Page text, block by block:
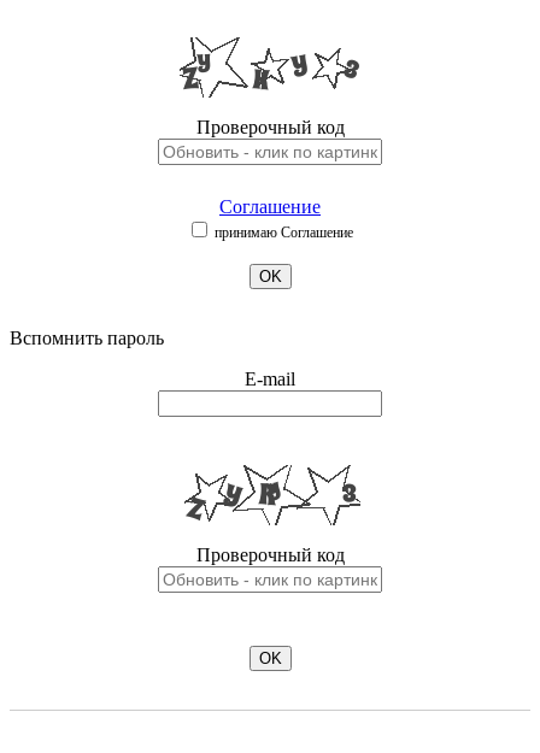
Проверочный код
Соглашение
принимаю Соглашение
OK
Вспомнить пароль
E-mail
Проверочный код
OK